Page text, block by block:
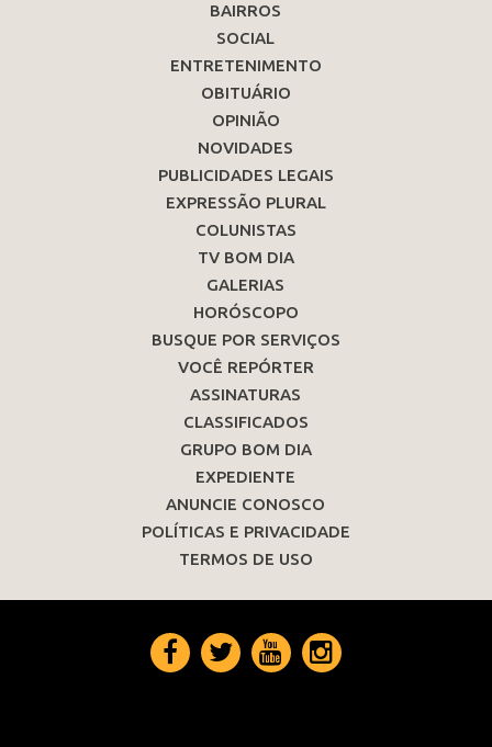
BAIRROS
SOCIAL
ENTRETENIMENTO
OBITUÁRIO
OPINIÃO
NOVIDADES
PUBLICIDADES LEGAIS
EXPRESSÃO PLURAL
COLUNISTAS
TV BOM DIA
GALERIAS
HORÓSCOPO
BUSQUE POR SERVIÇOS
VOCÊ REPÓRTER
ASSINATURAS
CLASSIFICADOS
GRUPO BOM DIA
EXPEDIENTE
ANUNCIE CONOSCO
POLÍTICAS E PRIVACIDADE
TERMOS DE USO